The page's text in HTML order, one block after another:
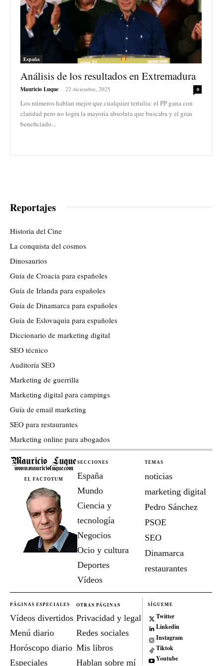
España
Análisis de los resultados en Extremadura
Mauricio Luque - 22 diciembre, 2025 0
Los números hablan mejor que cualquier tertulia: el PP gana con
claridad pero no logra la mayoría absoluta que buscaba y el gran
beneficiado...
Reportajes
Historia del Cine
La conquista del cosmos
Dinosaurios
Guía de Croacia para españoles
Guía de Irlanda para españoles
Guía de Dinamarca para españoles
Guía de Eslovaquia para españoles
Diccionario de marketing digital
SEO técnico
Auditoría SEO
Marketing de guerrilla
Marketing digital para campings
Guía de email marketing
SEO para restaurantes
Marketing online para abogados
EL FACTOTUM
SECCIONES
España
Mundo
Ciencia y
tecnología
Negocios
Ocio y cultura
Deportes
Vídeos
TEMAS
noticias
marketing digital
Pedro Sánchez
PSOE
SEO
Dinamarca
restaurantes
PÁGINAS ESPECIALES
Vídeos divertidos
Menú diario
Horóscopo diario
Especiales
OTRAS PÁGINAS
Privacidad y legal
Redes sociales
Mis libros
Hablan sobre mí
SÍGUEME
Twitter
Linkedin
Instagram
Tiktok
Youtube